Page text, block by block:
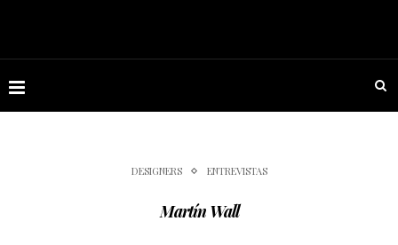
DESIGNERS ENTREVISTAS
Martín Wall